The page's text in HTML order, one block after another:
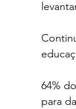
64%
para